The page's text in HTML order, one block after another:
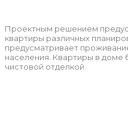
Проектным решением
квартиры различных
предусматривает
населения. Квартиры в доме
чистовой отделкой.